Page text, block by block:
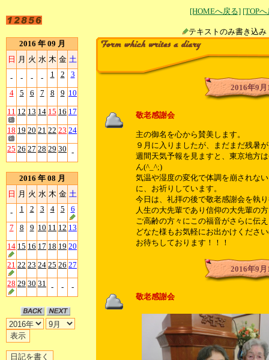
[HOMEへ戻る] [TOP
テキストのみ書
2016 年 09 月
日 月 火 水 木 金 土
- - - - 1 2 3
4 5 6 7 8 9 10
11 12 13 14 15 16 17
18 19 20 21 22 23 24
25 26 27 28 29 30 -
2016 年 08 月
日 月 火 水 木 金 土
- 1 2 3 4 5 6
7 8 9 10 11 12 13
14 15 16 17 18 19 20
21 22 23 24 25 26 27
28 29 30 31 - - -
2016年9月
敬老感謝会
主の御名を心から賛美します。
９月に入りましたが、まだまだ残暑
週間天気予報を見ますと、東京地方
ん(^_^;)
気温や湿度の変化で体調を崩されな
に、お祈りしています。
今日は、礼拝の後で敬老感謝会を執
人生の大先輩であり信仰の大先輩の
ご高齢の方々にこの福音がさらに伝
どなた様もお気軽にお出かけくださ
お待ちしております！！！
2016年9月
敬老感謝会